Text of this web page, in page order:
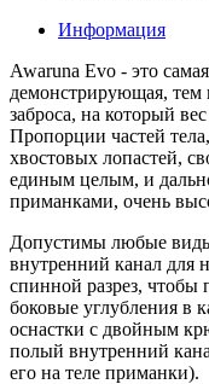
Информация
Awaruna Evo - это
демонстрирующая,
заброса, на который
Пропорции частей
хвостовых лопастей,
единым целым, и
приманками, очень
Допустимы любые
внутренний канал для
спинной разрез, чтобы
боковые углубления в
оснастки с двойным
полый внутренний
его на теле приманки).